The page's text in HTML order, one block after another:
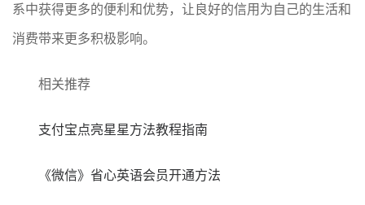
系中获得更多的便利和优势，让良好的信用为自己的生活和
消费带来更多积极影响。
相关推荐
支付宝点亮星星方法教程指南
《微信》省心英语会员开通方法